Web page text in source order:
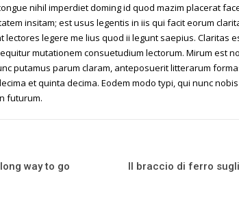
nihil imperdiet doming id quod mazim placerat
insitam; est usus legentis in iis qui facit eorum
lectores legere me lius quod ii legunt saepius. Claritas
mutationem consuetudium lectorum. Mirum est
putamus parum claram, anteposuerit litterarum
et quinta decima. Eodem modo typi, qui nunc
futurum.
way to go
Il braccio di ferro